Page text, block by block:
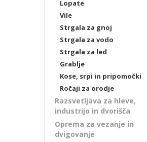
Lopate
Vile
Strgala za gnoj
Strgala za vodo
Strgala za led
Grablje
Kose, srpi in pripomočki
Ročaji za orodje
Razsvetljava za hleve,
industrijo in dvorišča
Oprema za vezanje in
dvigovanje